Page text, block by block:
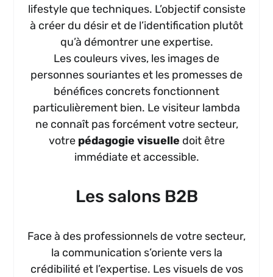
lifestyle que techniques. L’objectif consiste
à créer du désir et de l’identification plutôt
qu’à démontrer une expertise.
Les couleurs vives, les images de
personnes souriantes et les promesses de
bénéfices concrets fonctionnent
particulièrement bien. Le visiteur lambda
ne connaît pas forcément votre secteur,
votre pédagogie visuelle doit être
immédiate et accessible.
Les salons B2B
Face à des professionnels de votre secteur,
la communication s’oriente vers la
crédibilité et l’expertise. Les visuels de vos